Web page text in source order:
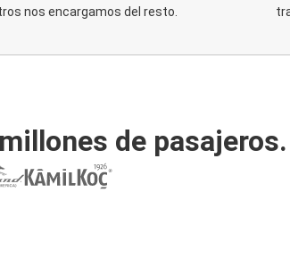
nos encargamos del resto.
de pasajeros.